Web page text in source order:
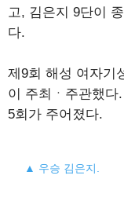
고, 김은지 9단이
다.
제9회 해성 여자기
이 주최ㆍ주관했다
5회가 주어졌다.
▲ 우승 김은지.